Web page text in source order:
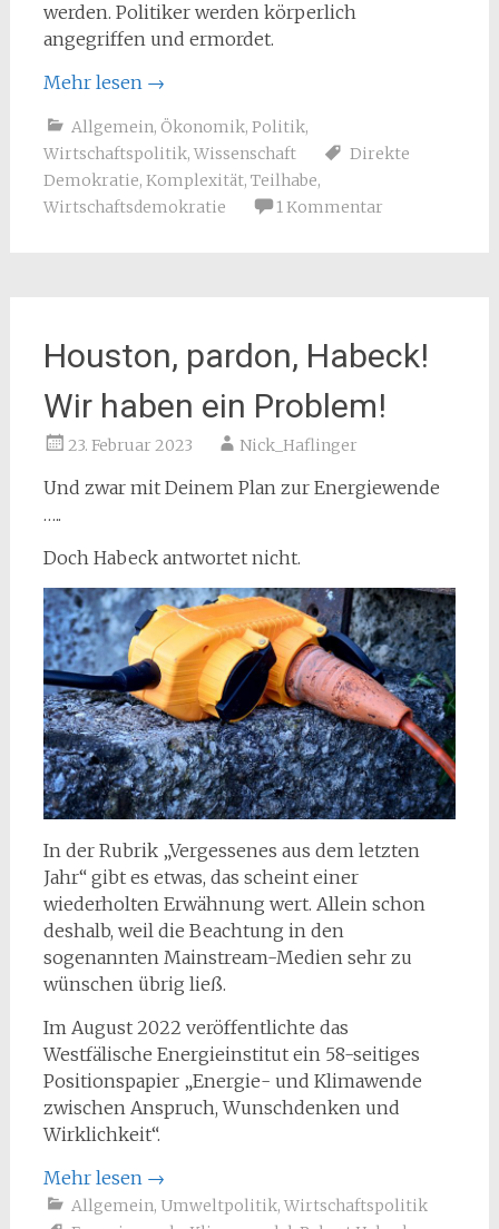
werden. Politiker werden körperlich
angegriffen und ermordet.
Mehr lesen →
Allgemein, Ökonomik, Politik,
Wirtschaftspolitik, Wissenschaft
Direkte
Demokratie, Komplexität, Teilhabe,
Wirtschaftsdemokratie
1 Kommentar
Houston, pardon, Habeck!
Wir haben ein Problem!
23. Februar 2023 Nick_Haflinger
Und zwar mit Deinem Plan zur Energiewende
…..
Doch Habeck antwortet nicht.
In der Rubrik „Vergessenes aus dem letzten
Jahr“ gibt es etwas, das scheint einer
wiederholten Erwähnung wert. Allein schon
deshalb, weil die Beachtung in den
sogenannten Mainstream-Medien sehr zu
wünschen übrig ließ.
Im August 2022 veröffentlichte das
Westfälische Energieinstitut ein 58-seitiges
Positionspapier „Energie- und Klimawende
zwischen Anspruch, Wunschdenken und
Wirklichkeit“.
Mehr lesen →
Allgemein, Umweltpolitik, Wirtschaftspolitik